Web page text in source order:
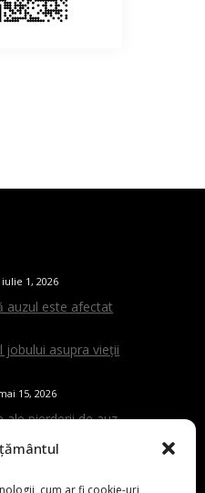
cum ar fi cookie-uri,
iulie 1, 2026
auzul este afectat
jobului asupra vieții
15, 2026
ale pierderii de auz
2026
care este diferența și